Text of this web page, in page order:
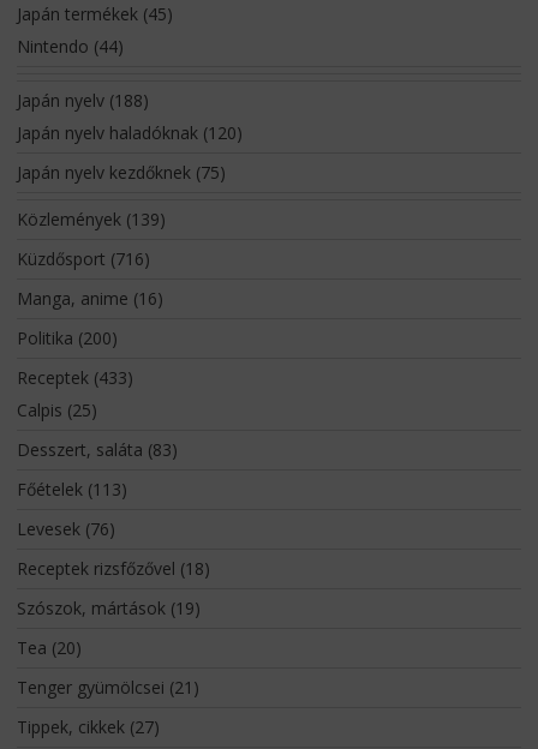
Japán termékek(45)
Nintendo (44)
Japán nyelv(188)
Japán nyelv haladóknak(120)
Japán nyelv kezdőknek(75)
Közlemények(139)
Küzdősport (716)
Manga, anime (16)
Politika (200)
Receptek(433)
Calpis (25)
Desszert, saláta (83)
Főételek(113)
Levesek(76)
Receptek rizsfőzővel (18)
Szószok, mártások(19)
Tea (20)
Tenger gyümölcsei (21)
Tippek, cikkek(27)